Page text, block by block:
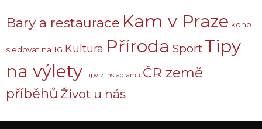
Bary a restaurace Kam v Praze koho
sledovat na IG Kultura Příroda Sport Tipy
na výlety Tipy z Instagramu ČR země
příběhů Život u nás